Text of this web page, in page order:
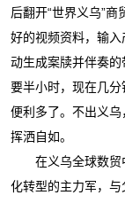
后翻开“世界义乌”商
好的视频资料，输
动生成案牍并伴奏
要半小时，现在几分
便利多了。不出义
挥洒自如。
在义乌全球数贸
化转型的主力军，与